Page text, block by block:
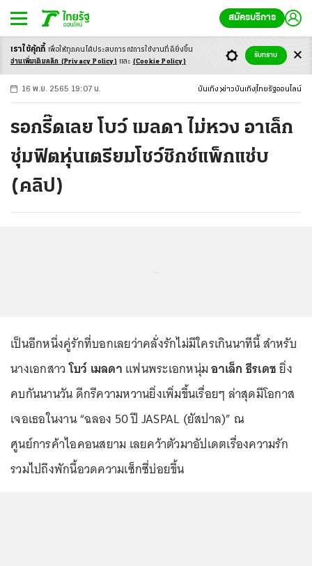
สมัครบริการ
-ก ก ก+
16 พ.ย. 2565 19:07 น. บันเทิง ข่าวบันเทิง ไทยรัฐออนไลน์
รอกรี๊ดเลย โบว์ เมลดา ไม่หวง อาเล็ก
ซุ่มฟิตหุ่นเตรียมโชว์ซิกซ์แพ็กแซ่บ
(คลิป)
เป็นอีกหนึ่งคู่รักที่บอกเลยว่าคลั่งรักไม่มีใครเกินนาทีนี้ สำหรับ
นางเอกสาวโบว์ เมลดา แฟนพระเอกหนุ่มอาเล็ก ธีรเดชยิ่ง
คบกันนานวัน ดีกรีความหวานยิ่งเพิ่มขึ้นเรื่อยๆ ล่าสุดมีโอกาส
เจอเธอในงาน “ฉลอง 50 ปี JASPAL (ยัสปาล)” ณ
ศูนย์การค้าไอคอนสยาม เลยคว้าตัวมาอัปเดตเรื่องความรัก
รวมไปถึงพักนี้อวดความเซ็กซี่บ่อยขึ้น
เราใช้คุ้กกี้ เพื่อให้ทุกคนได้ประสบการณ์การใช้งานที่ดียิ่งขึ้น
อ่านเพิ่มเติมคลิก (Privacy Policy) และ (Cookie Policy)
รับทราบ